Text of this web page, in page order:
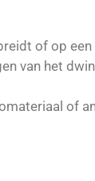
of op een
van het
of